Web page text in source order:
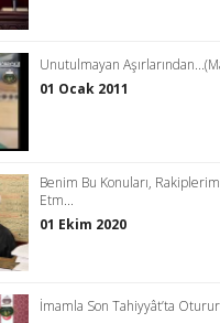
Unutulmayan
01 Ocak 2011
Benim Bu Konuları,
Etm...
01 Ekim 2020
İmamla Son Tahiyyât’ta